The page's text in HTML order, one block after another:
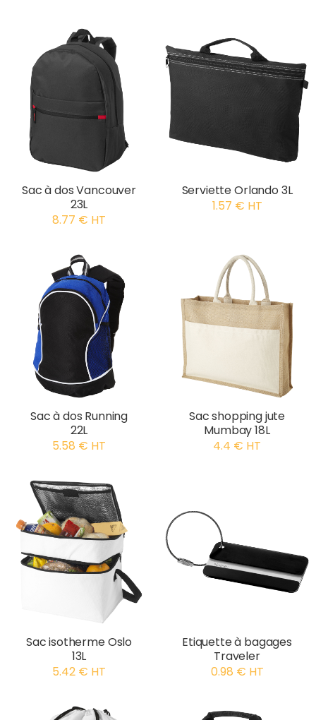
Sac à dos Vancouver
23L
8.77 € HT
Serviette Orlando 3L
1.57 € HT
Sac à dos Running
22L
5.58 € HT
Sac shopping jute
Mumbay 18L
4.4 € HT
Sac isotherme Oslo
13L
5.42 € HT
Etiquette à bagages
Traveler
0.98 € HT